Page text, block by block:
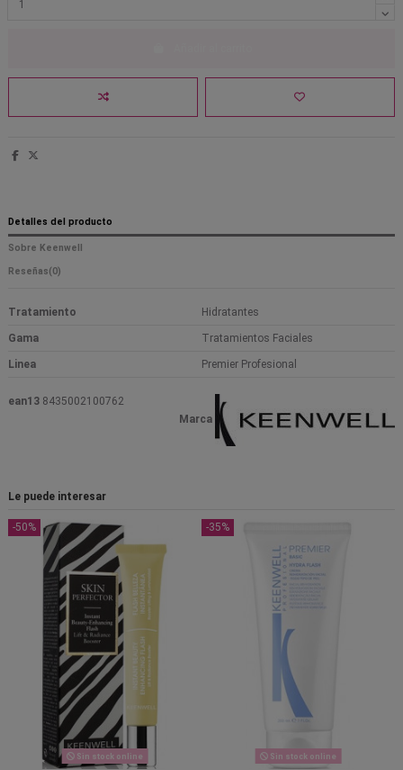
Detalles del producto
Sobre Keenwell
Reseñas(0)
Tratamiento Hidratantes
Gama Tratamientos Faciales
Linea Premier Profesional
Marca
ean13 8435002100762
Le puede interesar
-50%
Sin stock online
-35%
Sin stock online